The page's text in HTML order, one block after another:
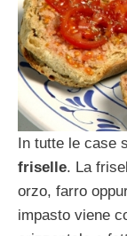
In tutte le case
friselle. La
orzo, farro
impasto viene